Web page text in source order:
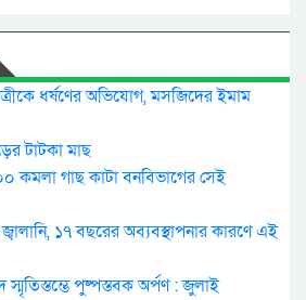
ধর্ষণের অভিযোগ, মসজিদের ইমাম
টাটকা মাছ
কমলা গাছ কাটা বনবিভাগের সেই
১৭ বছরের অব্যবস্থাপনার কারণে এই
পুষ্পস্তবক অর্পণ : জুলাই